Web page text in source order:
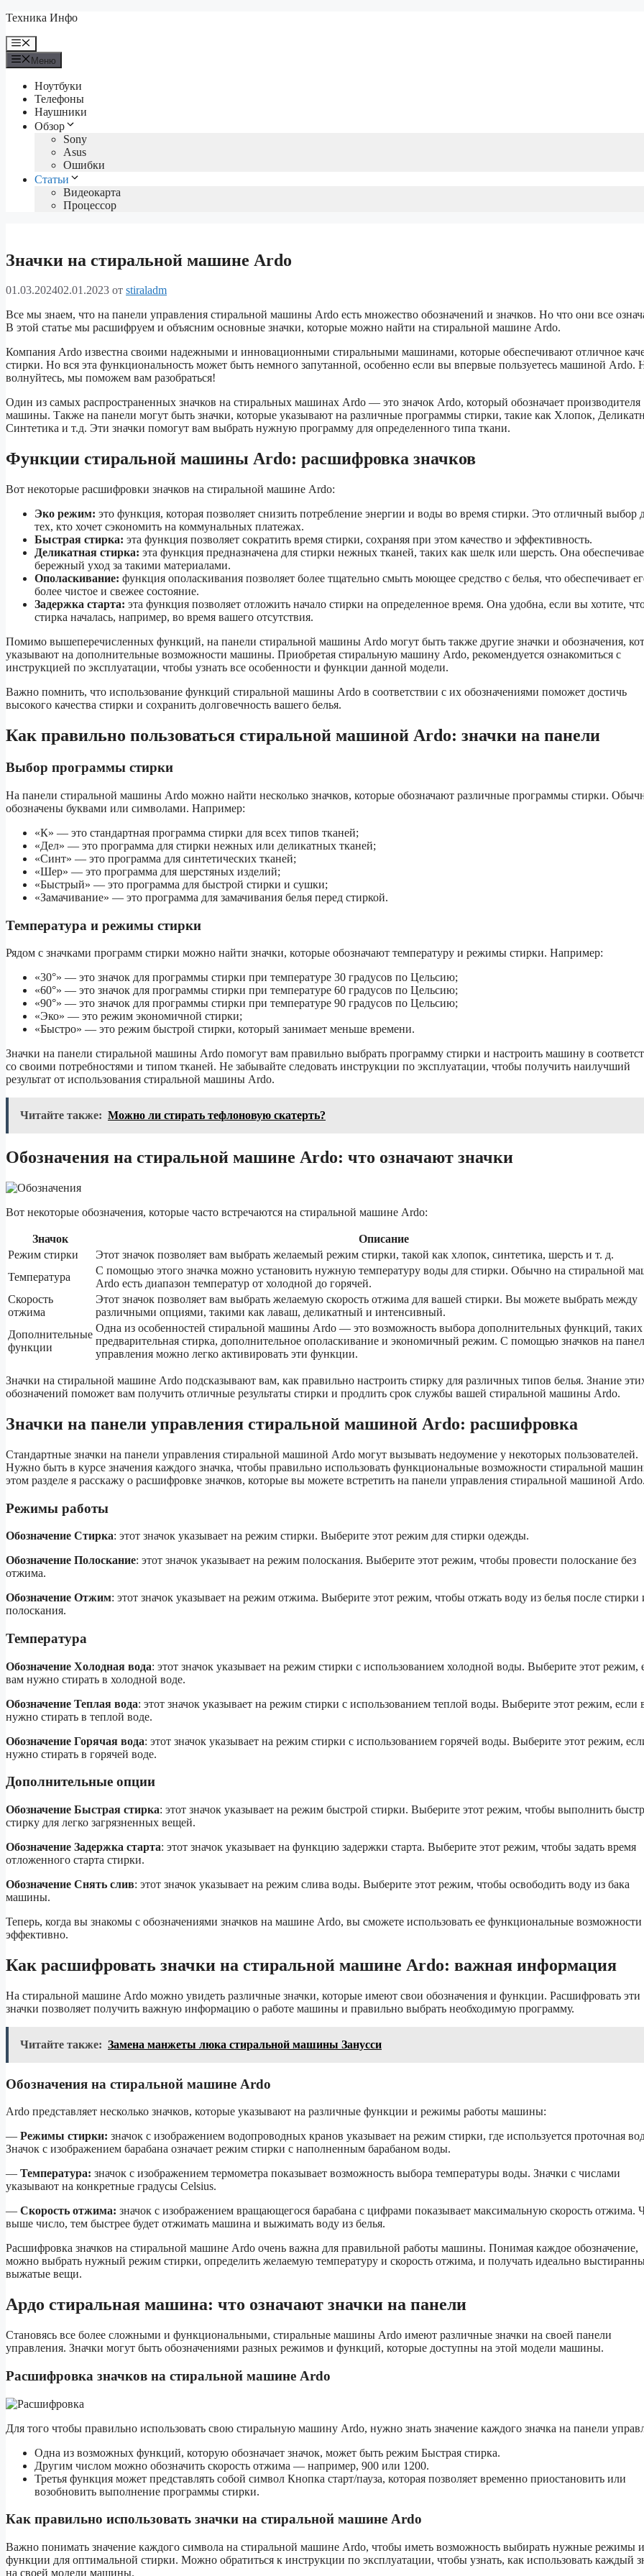
Перейти
содержимому
Техника Инфо
Меню
Меню
Ноутбуки
Телефоны
Наушники
Обзор
Sony
Asus
Ошибки
Статьи
Видеокарта
Процессор
Значки на стиральной машине Ardo
01.03.202402.01.2023 от stiraladm
Все мы знаем, что на панели управления стиральной машины Ardo есть множество обозначений и значков. Но что они все
В этой статье мы расшифруем и объясним основные значки, которые можно найти на стиральной машине Ardo.
Компания Ardo известна своими надежными и инновационными стиральными машинами, которые обеспечивают отличное
стирки. Но вся эта функциональность может быть немного запутанной, особенно если вы впервые пользуетесь машиной Ardo.
волнуйтесь, мы поможем вам разобраться!
Один из самых распространенных значков на стиральных машинах Ardo — это значок Ardo, который обозначает производителя
машины. Также на панели могут быть значки, которые указывают на различные программы стирки, такие как Хлопок,
Синтетика и т.д. Эти значки помогут вам выбрать нужную программу для определенного типа ткани.
Функции стиральной машины Ardo: расшифровка значков
Вот некоторые расшифровки значков на стиральной машине Ardo:
Эко режим: это функция, которая позволяет снизить потребление энергии и воды во время стирки. Это отличный выбор
тех, кто хочет сэкономить на коммунальных платежах.
Быстрая стирка: эта функция позволяет сократить время стирки, сохраняя при этом качество и эффективность.
Деликатная стирка: эта функция предназначена для стирки нежных тканей, таких как шелк или шерсть. Она
бережный уход за такими материалами.
Ополаскивание: функция ополаскивания позволяет более тщательно смыть моющее средство с белья, что обеспечивает
более чистое и свежее состояние.
Задержка старта: эта функция позволяет отложить начало стирки на определенное время. Она удобна, если вы хотите,
стирка началась, например, во время вашего отсутствия.
Помимо вышеперечисленных функций, на панели стиральной машины Ardo могут быть также другие значки и обозначения,
указывают на дополнительные возможности машины. Приобретая стиральную машину Ardo, рекомендуется ознакомиться с
инструкцией по эксплуатации, чтобы узнать все особенности и функции данной модели.
Важно помнить, что использование функций стиральной машины Ardo в соответствии с их обозначениями поможет достичь
высокого качества стирки и сохранить долговечность вашего белья.
Как правильно пользоваться стиральной машиной Ardo: значки на панели
Выбор программы стирки
На панели стиральной машины Ardo можно найти несколько значков, которые обозначают различные программы стирки.
обозначены буквами или символами. Например:
«К» — это стандартная программа стирки для всех типов тканей;
«Дел» — это программа для стирки нежных или деликатных тканей;
«Синт» — это программа для синтетических тканей;
«Шер» — это программа для шерстяных изделий;
«Быстрый» — это программа для быстрой стирки и сушки;
«Замачивание» — это программа для замачивания белья перед стиркой.
Температура и режимы стирки
Рядом с значками программ стирки можно найти значки, которые обозначают температуру и режимы стирки. Например:
«30°» — это значок для программы стирки при температуре 30 градусов по Цельсию;
«60°» — это значок для программы стирки при температуре 60 градусов по Цельсию;
«90°» — это значок для программы стирки при температуре 90 градусов по Цельсию;
«Эко» — это режим экономичной стирки;
«Быстро» — это режим быстрой стирки, который занимает меньше времени.
Значки на панели стиральной машины Ardo помогут вам правильно выбрать программу стирки и настроить машину в
со своими потребностями и типом тканей. Не забывайте следовать инструкции по эксплуатации, чтобы получить наилучший
результат от использования стиральной машины Ardo.
Читайте также: Можно ли стирать тефлоновую скатерть?
Обозначения на стиральной машине Ardo: что означают значки
Вот некоторые обозначения, которые часто встречаются на стиральной машине Ardo:
Значок
Описание
Режим стирки
Этот значок позволяет вам выбрать желаемый режим стирки, такой как хлопок, синтетика, шерсть и т. д.
Температура
С помощью этого значка можно установить нужную температуру воды для стирки. Обычно на стиральной
Ardo есть диапазон температур от холодной до горячей.
Скорость
отжима
Этот значок позволяет вам выбрать желаемую скорость отжима для вашей стирки. Вы можете выбрать между
различными опциями, такими как лаваш, деликатный и интенсивный.
Дополнительные
функции
Одна из особенностей стиральной машины Ardo — это возможность выбора дополнительных функций, таких
предварительная стирка, дополнительное ополаскивание и экономичный режим. С помощью значков на
управления можно легко активировать эти функции.
Значки на стиральной машине Ardo подсказывают вам, как правильно настроить стирку для различных типов белья. Знание
обозначений поможет вам получить отличные результаты стирки и продлить срок службы вашей стиральной машины Ardo.
Значки на панели управления стиральной машиной Ardo: расшифровка
Стандартные значки на панели управления стиральной машиной Ardo могут вызывать недоумение у некоторых пользователей.
Нужно быть в курсе значения каждого значка, чтобы правильно использовать функциональные возможности стиральной
этом разделе я расскажу о расшифровке значков, которые вы можете встретить на панели управления стиральной машиной Ardo.
Режимы работы
Обозначение Стирка: этот значок указывает на режим стирки. Выберите этот режим для стирки одежды.
Обозначение Полоскание: этот значок указывает на режим полоскания. Выберите этот режим, чтобы провести полоскание без
отжима.
Обозначение Отжим: этот значок указывает на режим отжима. Выберите этот режим, чтобы отжать воду из белья после стирки
полоскания.
Температура
Обозначение Холодная вода: этот значок указывает на режим стирки с использованием холодной воды. Выберите этот режим,
вам нужно стирать в холодной воде.
Обозначение Теплая вода: этот значок указывает на режим стирки с использованием теплой воды. Выберите этот режим, если
нужно стирать в теплой воде.
Обозначение Горячая вода: этот значок указывает на режим стирки с использованием горячей воды. Выберите этот режим,
нужно стирать в горячей воде.
Дополнительные опции
Обозначение Быстрая стирка: этот значок указывает на режим быстрой стирки. Выберите этот режим, чтобы выполнить
стирку для легко загрязненных вещей.
Обозначение Задержка старта: этот значок указывает на функцию задержки старта. Выберите этот режим, чтобы задать время
отложенного старта стирки.
Обозначение Снять слив: этот значок указывает на режим слива воды. Выберите этот режим, чтобы освободить воду из бака
машины.
Теперь, когда вы знакомы с обозначениями значков на машине Ardo, вы сможете использовать ее функциональные возможности
эффективно.
Как расшифровать значки на стиральной машине Ardo: важная информация
На стиральной машине Ardo можно увидеть различные значки, которые имеют свои обозначения и функции. Расшифровать эти
значки позволяет получить важную информацию о работе машины и правильно выбрать необходимую программу.
Читайте также: Замена манжеты люка стиральной машины Занусси
Обозначения на стиральной машине Ardo
Ardo представляет несколько значков, которые указывают на различные функции и режимы работы машины:
— Режимы стирки: значок с изображением водопроводных кранов указывает на режим стирки, где используется проточная
Значок с изображением барабана означает режим стирки с наполненным барабаном воды.
— Температура: значок с изображением термометра показывает возможность выбора температуры воды. Значки с числами
указывают на конкретные градусы Celsius.
— Скорость отжима: значок с изображением вращающегося барабана с цифрами показывает максимальную скорость отжима.
выше число, тем быстрее будет отжимать машина и выжимать воду из белья.
Расшифровка значков на стиральной машине Ardo очень важна для правильной работы машины. Понимая каждое обозначение,
можно выбрать нужный режим стирки, определить желаемую температуру и скорость отжима, и получать идеально
выжатые вещи.
Ардо стиральная машина: что означают значки на панели
Становясь все более сложными и функциональными, стиральные машины Ardo имеют различные значки на своей панели
управления. Значки могут быть обозначениями разных режимов и функций, которые доступны на этой модели машины.
Расшифровка значков на стиральной машине Ardo
Для того чтобы правильно использовать свою стиральную машину Ardo, нужно знать значение каждого значка на панели
Одна из возможных функций, которую обозначает значок, может быть режим Быстрая стирка.
Другим числом можно обозначить скорость отжима — например, 900 или 1200.
Третья функция может представлять собой символ Кнопка старт/пауза, которая позволяет временно приостановить или
возобновить выполнение программы стирки.
Как правильно использовать значки на стиральной машине Ardo
Важно понимать значение каждого символа на стиральной машине Ardo, чтобы иметь возможность выбирать нужные режимы и
функции для оптимальной стирки. Можно обратиться к инструкции по эксплуатации, чтобы узнать, как использовать каждый
на своей модели машины.